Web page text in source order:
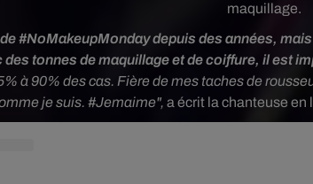
maquillage.
#NoMakeupMonday depuis des années,
des tonnes de maquillage et de coiffure, il est
à 90% des cas. Fière de mes taches de
je suis. #Jemaime",a écrit la chanteuse en